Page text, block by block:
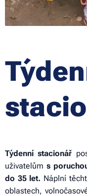
Týdenní stacionář
uživatelům s
do 35 let. Náplní
oblastech,